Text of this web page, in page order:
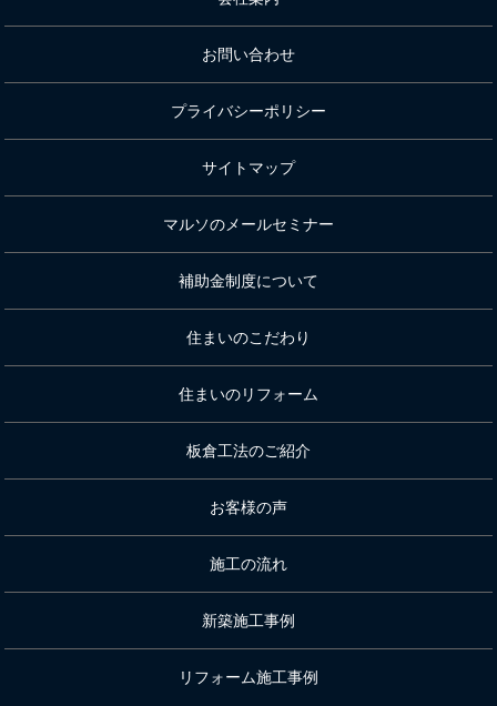
お問い合わせ
プライバシーポリシー
サイトマップ
マルソのメールセミナー
補助金制度について
住まいのこだわり
住まいのリフォーム
板倉工法のご紹介
お客様の声
施工の流れ
新築施工事例
リフォーム施工事例